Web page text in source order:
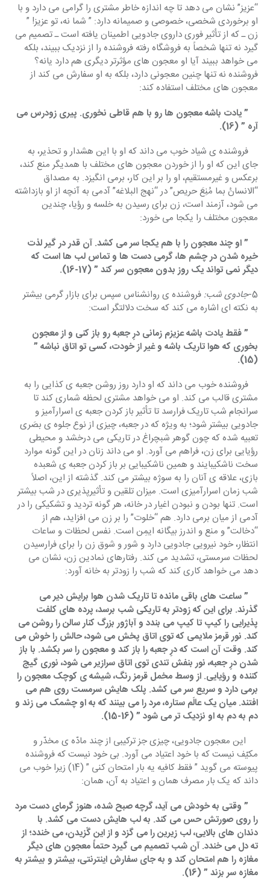
“عزیز” نشان می دهد تا چه اندازه خاطر مشتری را گرامی می دارد و با
او برخوردی شخصی، خصوصی و صمیمانه دارد: ” شما نه، تو عزیز! ”
زن ـ که از تأثیر فوری داروی جادویی اطمینان یافته است ـ تصمیم می
گیرد نه تنها شخصاً به فروشگاه رفته فروشنده را از نزدیک ببیند، بلکه
می خواهد ببیند آیا او معجون های مؤثرتر دیگری هم دارد یانه؟
فروشنده نه تنها چنین معجونی دارد، بلکه به او سفارش می کند از
معجون های مختلف استفاده کند:
” یادت باشه معجون ها رو با هم قاطی نخوری. پیری زودرس می
آره ” (16).
فروشنده ی شیاد خوب می داند که او با این هشدار و تحذیر، به
جای این که او را از خوردن معجون های مختلف با همدیگر منع کند،
برعکس و غیرمستقیم، او را بر این کار، برمی انگیزد. به مصداق
“الانسانُ بما مُنِعَ حریص” در “نهج البلاغه” آدمی به آنچه از او بازداشته
می شود، آزمند است، زن برای رسیدن به خلسه و رؤیا، چندین
معجون مختلف را یکجا می خورد:
” او چند معجون را با هم یکجا سر می کشد. آن قدر در گیر لذت
خیره شدن در چشم ها، گرمی دست ها و تماس لب ها است که
دیگر نمی تواند یک روز بدون معجون سر کند ” (17-16).
5- جادوی شب: فروشنده ی روانشناس سپس برای بازار گرمی بیشتر
به نکته ای اشاره می کند که سخت دلالتگر است:
” فقط یادت باشه عزیزم زمانی درِ جعبه رو باز کنی و از معجون
بخوری که هوا تاریک باشه و غیر از خودت، کسی تو اتاق نباشه ”
(15).
فروشنده خوب می داند که او دارد روز روشن جعبه ی کذایی را به
مشتری قالب می کند. او می خواهد مشتری لحظه شماری کند تا
سرانجام شب تاریک فرارسد تا تأثیر باز کردن جعبه ی اسرارآمیز و
جادویی بیشتر شود؛ به ویژه که در جعبه، چیزی از نوع جلوه ی بصَری
تعبیه شده که چون گوهر شبچراغ در تاریکی می درخشد و محیطی
رؤیایی برای زن، فراهم می آورد. او می داند زنان در این گونه موارد
سخت ناشکیبایند و همین ناشکیبایی بر باز کردن جعبه ی شعبده
بازی، علاقه ی آنان را به سوژه بیشتر می کند. گذشته از این، اصلاً
شب زمان اسرارآمیزی است. میزان تلقین و تأثیرپذیری در شب بیشتر
است. تنها بودن و نبودن اغیار در خانه، هر گونه تردید و تشکیکی را در
آدمی از میان برمی دارد. هم “خلوت” را بر زن می افزاید، هم از
“دخالت” و منع و اندرز بیگانه ایمِن است. نفس لحظات و ساعات
انتظار، خود نیرویی جادویی دارد و شور و شوق زن را برای فرارسیدن
لحظات سرمستی، تشدید می کند. رفتارهای نمادین زن، نشان می
دهد می خواهد کاری کند که شب را زودتر به خانه آورد:
” ساعت های باقی مانده تا تاریک شدن هوا برایش دیر می
گذرند. برای این که زودتر به تاریکی شب برسد، پرده های کلفت
پذیرایی را کیپ تا کیپ می بندد و آباژور بزرگ کنار سالن را روشن می
کند. نور قرمز ملایمی که توی اتاق پخش می شود، حالش را خوش می
کند. وقت آن است که درِ جعبه را باز کند و معجون را سر بکشد. با باز
شدن درِ جعبه، نور بنفش تندی توی اتاق سرازیر می شود، نوری گیج
کننده و رؤیایی. از وسط مخمل قرمز رنگ، شیشه ی کوچک معجون را
برمی دارد و سریع سر می کشد. پلک هایش سرمست روی هم می
افتند. میان یک عالَم ستاره، مرد را می بینند که به او چشمک می زند و
دم به دم به او نزدیک تر می شود ” (16-15).
این معجون جادویی، چیزی جز ترکیبی از چند مادّه ی مخدّر و
مکیّف نیست که با خود اعتیاد می آورد. بی خود نیست که فروشنده
پیوسته می گوید ” فقط کافیه یه بار امتحان کنی ” (14) زیرا خوب می
داند که یک بار مصرف همان و اعتیاد به آن، همان:
” وقتی به خودش می آید، گرچه صبح شده، هنوز گرمای دست مرد
را روی صورتش حس می کند. به لب هایش دست می کشد. با
دندان های بالایی، لب زیرین را می گزد و از این گَزیدن، می خندد؛ از
ته دل می خندد. آن شب تصمیم می گیرد حتماً معجون های دیگر
مغازه را هم امتحان کند و به جای سفارش اینترنتی، بیشتر و بیشتر به
مغازه سر بزند ” (16).